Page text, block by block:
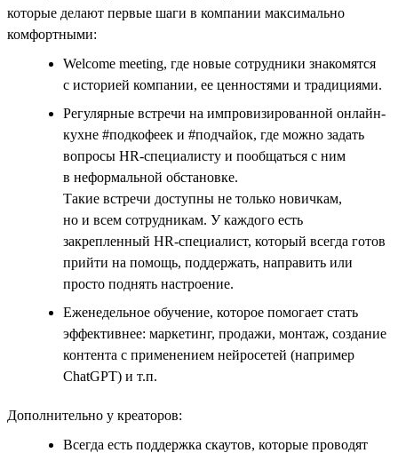
которые делают первые шаги в компании максимально
комфортными:
Welcome meeting, где новые сотрудники знакомятся
с историей компании, ее ценностями и традициями.
Регулярные встречи на импровизированной онлайн-
кухне #подкофеек и #подчайок, где можно задать
вопросы HR-специалисту и пообщаться с ним
в неформальной обстановке.
Такие встречи доступны не только новичкам,
но и всем сотрудникам. У каждого есть
закрепленный HR-специалист, который всегда готов
прийти на помощь, поддержать, направить или
просто поднять настроение.
Еженедельное обучение, которое помогает стать
эффективнее: маркетинг, продажи, монтаж, создание
контента с применением нейросетей (например
ChatGPT) и т.п.
Дополнительно у креаторов:
Всегда есть поддержка скаутов, которые проводят